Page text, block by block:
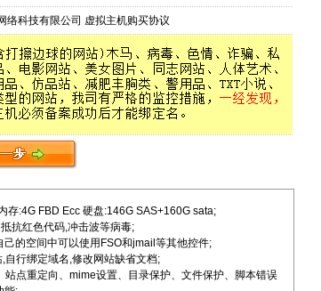
络科技有限公司 虚拟主机购买协议
存:4G FBD Ecc 硬盘:146G SAS+160G sata;
抗红色代码,冲击波等病毒;
的空间中可以使用FSO和jmail等其他控件;
自行绑定域名,修改网站缺省文档;
点重定向、mime设置、目录保护、文件保护、脚本错误